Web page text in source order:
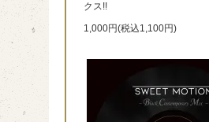
クス!!
1,000円(税込1,100円)